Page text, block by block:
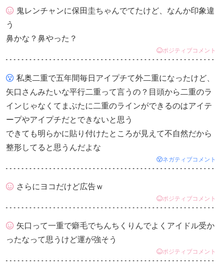
鬼レンチャンに保田圭ちゃんでてたけど、なんか印象違
う
鼻かな？鼻やった？
ポジティブコメント
私奥二重で五年間毎日アイプチて外二重になったけど、
矢口さんみたいな平行二重って言うの？目頭から二重のラ
インじゃなくてまぶたに二重のラインができるのはアイテ
ープやアイプチだとできないと思う
できても明らかに貼り付けたところが見えて不自然だから
整形してると思うんだよな
ネガティブコメント
さらにヨコだけど広告ｗ
ポジティブコメント
矢口って一重で癖毛でちんちくりんでよくアイドル受か
ったなって思うけど運が強そう
ポジティブコメント